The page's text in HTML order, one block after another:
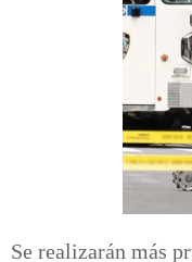
Se realizarán más